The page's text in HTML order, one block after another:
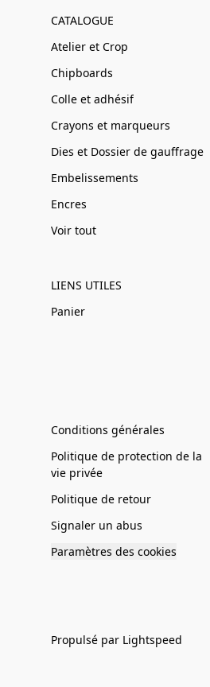
CATALOGUE
Atelier et Crop
Chipboards
Colle et adhésif
Crayons et marqueurs
Dies et Dossier de gauffrage
Embelissements
Encres
Voir tout
LIENS UTILES
Panier
Conditions générales
Politique de protection de la
vie privée
Politique de retour
Signaler un abus
Paramètres des cookies
Propulsé par Lightspeed